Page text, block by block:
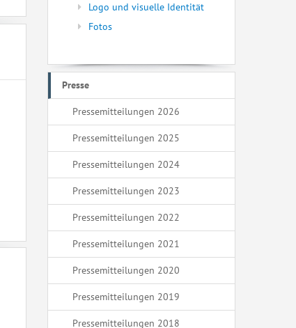
Logo und visuelle Identität
Fotos
Presse
Pressemitteilungen 2026
Pressemitteilungen 2025
Pressemitteilungen 2024
Pressemitteilungen 2023
Pressemitteilungen 2022
Pressemitteilungen 2021
Pressemitteilungen 2020
Pressemitteilungen 2019
Pressemitteilungen 2018